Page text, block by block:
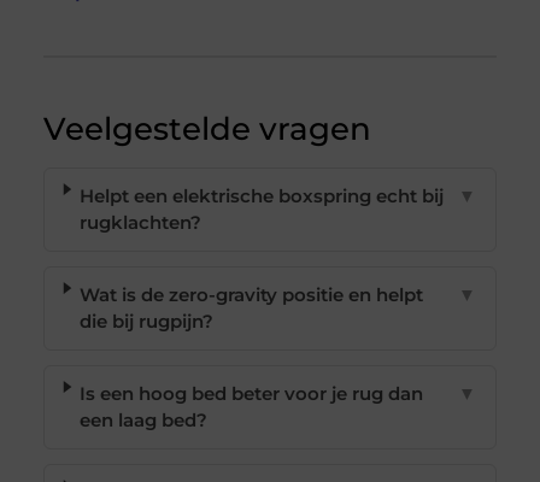
Veelgestelde vragen
Helpt een elektrische boxspring echt bij
rugklachten?
▼
Wat is de zero-gravity positie en helpt
die bij rugpijn?
▼
Is een hoog bed beter voor je rug dan
een laag bed?
▼